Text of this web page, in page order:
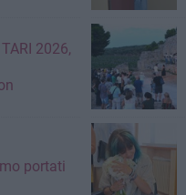
2026,
portati